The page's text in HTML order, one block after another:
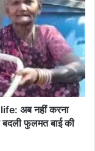
अब नहीं करना
फुलमत बाई की